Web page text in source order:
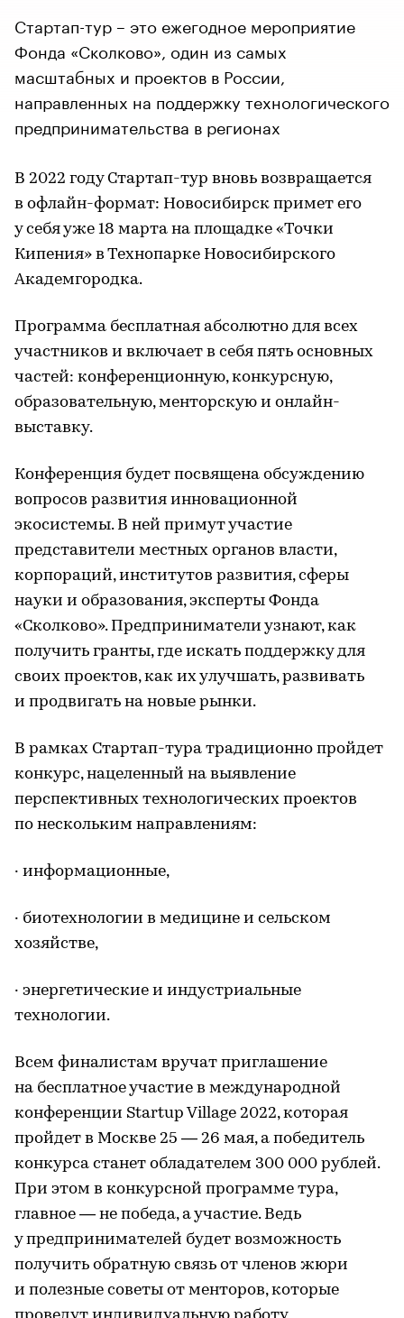
Стартап-тур – это ежегодное мероприятие
Фонда «Сколково», один из самых
масштабных и проектов в России,
направленных на поддержку технологического
предпринимательства в регионах
В 2022 году Стартап-тур вновь возвращается
в офлайн-формат: Новосибирск примет его
у себя уже 18 марта на площадке «Точки
Кипения» в Технопарке Новосибирского
Академгородка.
Программа бесплатная абсолютно для всех
участников и включает в себя пять основных
частей: конференционную, конкурсную,
образовательную, менторскую и онлайн-
выставку.
Конференция будет посвящена обсуждению
вопросов развития инновационной
экосистемы. В ней примут участие
представители местных органов власти,
корпораций, институтов развития, сферы
науки и образования, эксперты Фонда
«Сколково». Предприниматели узнают, как
получить гранты, где искать поддержку для
своих проектов, как их улучшать, развивать
и продвигать на новые рынки.
В рамках Стартап-тура традиционно пройдет
конкурс, нацеленный на выявление
перспективных технологических проектов
по нескольким направлениям:
· информационные,
· биотехнологии в медицине и сельском
хозяйстве,
· энергетические и индустриальные
технологии.
Всем финалистам вручат приглашение
на бесплатное участие в международной
конференции Startup Village 2022, которая
пройдет в Москве 25 — 26 мая, а победитель
конкурса станет обладателем 300 000 рублей.
При этом в конкурсной программе тура,
главное — не победа, а участие. Ведь
у предпринимателей будет возможность
получить обратную связь от членов жюри
и полезные советы от менторов, которые